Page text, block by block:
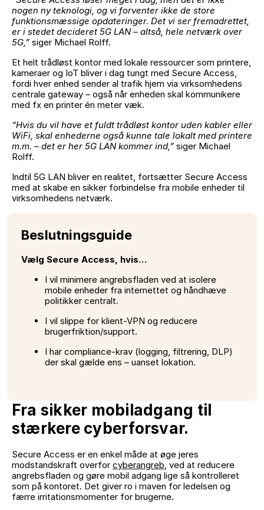
nogen ny teknologi, og vi forventer ikke de store
funktionsmæssige opdateringer. Det vi ser fremadrettet,
er i stedet decideret 5G LAN – altså, hele netværk over
5G,” siger Michael Rolff.
Et helt trådløst kontor med lokale ressourcer som printere,
kameraer og IoT bliver i dag tungt med Secure Access,
fordi hver enhed sender al trafik hjem via virksomhedens
centrale gateway – også når enheden skal kommunikere
med fx en printer én meter væk.
“Hvis du vil have et fuldt trådløst kontor uden kabler eller
WiFi, skal enhederne også kunne tale lokalt med printere
m.m. – det er her 5G LAN kommer ind,” siger Michael
Rolff.
Indtil 5G LAN bliver en realitet, fortsætter Secure Access
med at skabe en sikker forbindelse fra mobile enheder til
virksomhedens netværk.
Beslutningsguide
Vælg Secure Access, hvis…
I vil minimere angrebsfladen ved at isolere
mobile enheder fra internettet og håndhæve
politikker centralt.
I vil slippe for klient-VPN og reducere
brugerfriktion/support.
I har compliance-krav (logging, filtrering, DLP)
der skal gælde ens – uanset lokation.
Fra sikker mobiladgang til
stærkere cyberforsvar.
Secure Access er en enkel måde at øge jeres
modstandskraft overfor cyberangreb, ved at reducere
angrebsfladen og gøre mobil adgang lige så kontrolleret
som på kontoret. Det giver ro i maven for ledelsen og
færre irritationsmomenter for brugerne.